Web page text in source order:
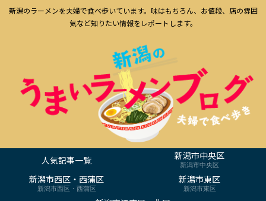
新潟のラーメンを夫婦で食べ歩いています。味はもちろん、お値段、店の雰囲
気など知りたい情報をレポートします。
人気記事一覧 新潟市中央区
新潟市中央区
新潟市西区・西蒲区
新潟市西区・西蒲区
新潟市東区
新潟市東区